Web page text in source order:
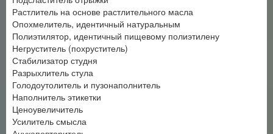
Растлитель на основе растлительного масла
Опохмелитель, идентичный натуральным
Полиэтилятор, идентичный пищевому полиэтилену
Негруститель (похруститель)
Стабилизатор студня
Разрыхлитель стула
Голодоутолитель и пузонаполнитель
Наполнитель этикетки
Ценоувеличитель
Усилитель смысла